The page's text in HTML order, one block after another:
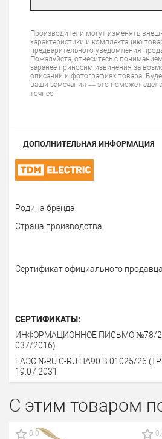
Производители могут изменять
характеристики и комплектацию
предварительного уведомления
Пожалуйста, отнеситесь с
заранее приносим извинения за
описании и фотографиях товара.
ваши замечания — это поможет
точнее!
ДОПОЛНИТЕЛЬНАЯ ИНФОРМАЦИЯ
Родина бренда:
Страна производства:
Сертификат официального
СЕРТИФИКАТЫ:
ИНФОРМАЦИОННОЕ ПИСЬМО №78/
037/2016)
ЕАЭС №RU C-RU.HA90.B.01025/26
19.07.2031
С этим товаром
0.0